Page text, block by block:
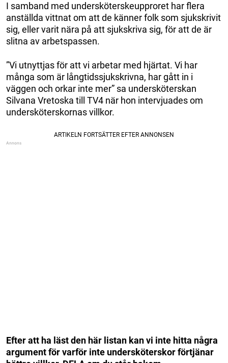
I samband med undersköterskeupproret har flera
anställda vittnat om att de känner folk som sjukskrivit
sig, eller varit nära på att sjukskriva sig, för att de är
slitna av arbetspassen.
”Vi utnyttjas för att vi arbetar med hjärtat. Vi har
många som är långtidssjukskrivna, har gått in i
väggen och orkar inte mer” sa undersköterskan
Silvana Vretoska till TV4 när hon intervjuades om
undersköterskornas villkor.
Efter att ha läst den här listan kan vi inte hitta några
argument för varför inte undersköterskor förtjänar